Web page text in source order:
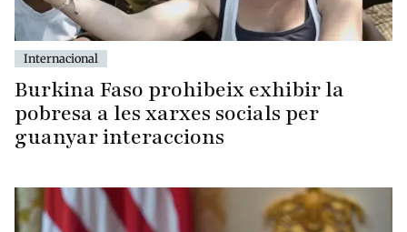
Internacional
Burkina Faso prohibeix exhibir la
pobresa a les xarxes socials per
guanyar interaccions